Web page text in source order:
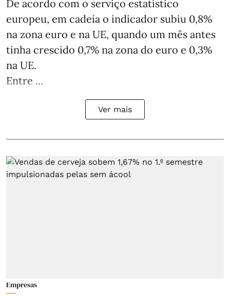
De acordo com o serviço estatístico
europeu, em cadeia o indicador subiu 0,8%
na zona euro e na UE, quando um mês antes
tinha crescido 0,7% na zona do euro e 0,3%
na UE.
Entre ...
Ver mais
Empresas